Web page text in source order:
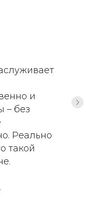
и
– без
Реально
такой